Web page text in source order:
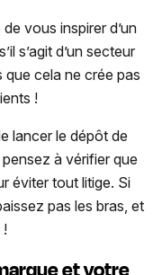
vous inspirer d’un
s’agit d’un secteur
cela ne crée pas
!
lancer le dépôt de
à vérifier que
éviter tout litige. Si
pas les bras, et
!